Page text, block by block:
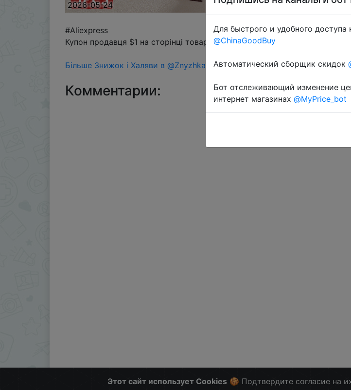
2026-05-24
#Aliexpress
Купон продавця $1 на сторінці товару + знижка монетками 115-124
Більше Знижок і Халяви в @ZnyzhkaUA
Комментарии:
Этот сайт использует Cookies🍪 Подтвердите согласие на
Для быстрого и удобного
@ChinaGoodBuy
Автоматический сборщик скидок
Бот отслеживающий изменение
интернет магазинах @MyPrice_bot